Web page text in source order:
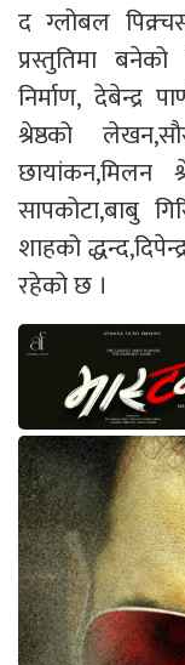
द ग्लोबल
प्रस्तुतिमा
निर्माण, देबेन्द्र
श्रेष्ठको
छायांकन,मिलन
सापकोटा,बाबु
शाहको
रहेको छ ।